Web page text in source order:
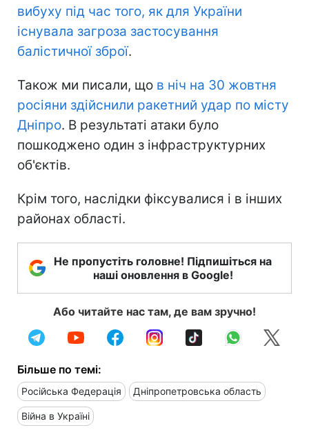
вибуху під час того, як для України
існувала загроза застосування
балістичної зброї.
Також ми писали, що в ніч на 30 жовтня
росіяни здійснили ракетний удар по місту
Дніпро. В результаті атаки було
пошкоджено один з інфраструктурних
об'єктів.
Крім того, наслідки фіксувалися і в інших
районах області.
Не пропустіть головне! Підпишіться на
наші оновлення в Google!
Або читайте нас там, де вам зручно!
Більше по темі:
Російська Федерація Дніпропетровська область
Війна в Україні